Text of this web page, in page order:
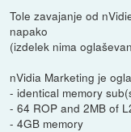
Tole zavajanje od
napako
(izdelek nima
nVidia Marketing je
- identical memory
- 64 ROP and 2MB of
- 4GB memory